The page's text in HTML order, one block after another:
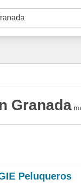
Granada
Peluqueros